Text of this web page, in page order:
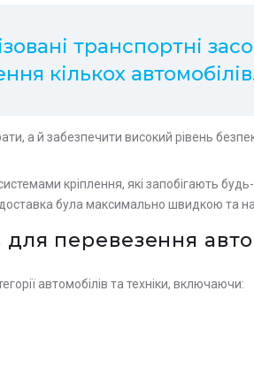
транспортні
кількох
а й забезпечити високий рівень
кріплення, які запобігають
була максимально швидкою та
перевезення
автомобілів та техніки, включаючи: